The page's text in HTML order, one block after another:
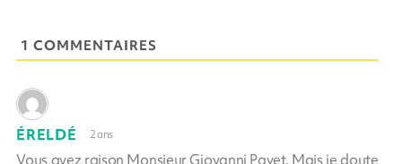
1 COMMENTAIRES
ÉRELDÉ 2 ans
Vous avez raison Monsieur Giovanni Payet. Mais je doute